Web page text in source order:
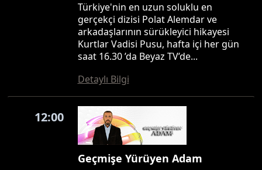
Türkiye'nin en uzun soluklu en
gerçekçi dizisi Polat Alemdar ve
arkadaşlarının sürükleyici hikayesi
Kurtlar Vadisi Pusu, hafta içi her gün
saat 16.30 ’da Beyaz TV’de...
Detaylı Bilgi
12:00
Geçmişe Yürüyen Adam